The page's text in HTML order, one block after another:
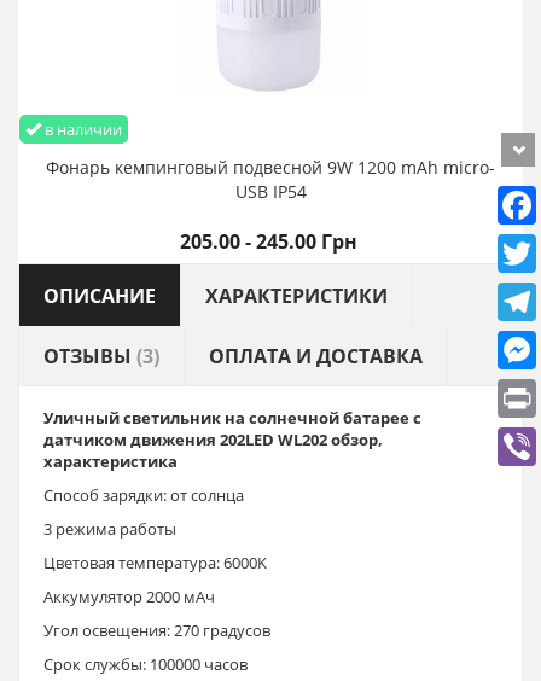
в наличии
Фонарь кемпинговый подвесной 9W 1200 mАh micro-
USB IP54
205.00 - 245.00 Грн
ОПИСАНИЕ ХАРАКТЕРИСТИКИ
ОТЗЫВЫ (3) ОПЛАТА И ДОСТАВКА
Уличный светильник на солнечной батарее с
датчиком движения 202LED WL202обзор,
характеристика
Способ зарядки: от солнца
3 режима работы
Цветовая температура: 6000K
Аккумулятор 2000 мАч
Угол освещения: 270 градусов
Срок службы: 100000 часов